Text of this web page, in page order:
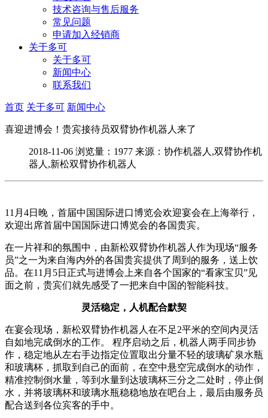
技术咨询与售后服务
常见问题
申请加入经销商
关于多可
关于多可
新闻中心
联系我们
首页 关于多可 新闻中心
喜迎进博会！贵宾接待员双臂协作机器人来了
2018-11-06 浏览量：1977 来源：协作机器人,双臂协作机
器人,新松双臂协作机器人
11月4日晚，首届中国国际进口博览会欢迎宴会在上海举行，
欢迎出席首届中国国际进口博览会的各国贵宾。
在一片祥和的氛围中，由新松双臂协作机器人作为现场“服务
员”之一为来自海内外的各国贵宾提供了周到的服务，送上饮
品。在11月5日正式与进博会上来自各个国家的“看家宝贝”见
面之前，贵宾们就先感受了一把来自中国的智能科技。
灵活稳定，人机配合默契
在宴会现场，新松双臂协作机器人在不足2平米的空间内灵活
自如地完成倒水的工作。 程序启动之后，机器人两手同步协
作，稳定地从左右手边指定位置取出分量不轻的玻璃矿泉水瓶
和玻璃杯，抓取到自己的面前，在空中悬空完成倒水的动作，
精准控制倒水量，等到水量到达玻璃杯三分之二处时，停止倒
水，并将玻璃杯和玻璃水瓶稳稳地放在吧台上，最后由服务员
配合送到各位宾客的手中。